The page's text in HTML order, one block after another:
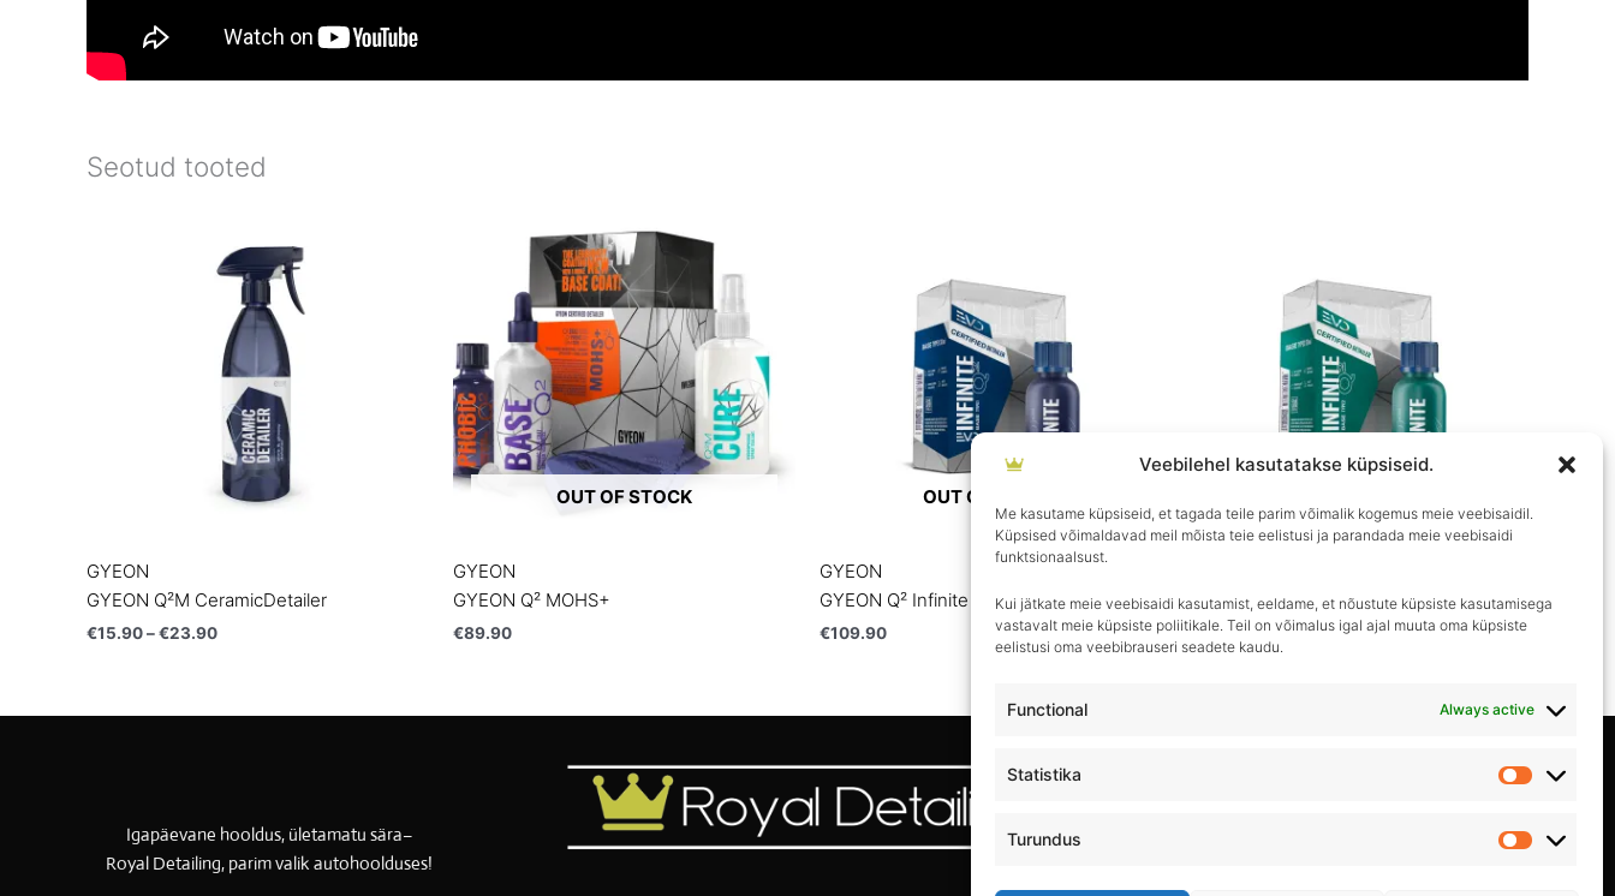
Veebilehel kasutatakse küpsiseid.
Me kasutame küpsiseid, et tagada teile parim võimalik kogemus meie veebisaidil.
Küpsised võimaldavad meil mõista teie eelistusi ja parandada meie veebisaidi
funktsionaalsust.
Kui jätkate meie veebisaidi kasutamist, eeldame, et nõustute küpsiste kasutamisega
vastavalt meie küpsiste poliitikale. Teil on võimalus igal ajal muuta oma küpsiste
eelistusi oma veebibrauseri seadete kaudu.
Functional Always active
Statistika
Statistika
Turundus
Turundus
Seotud tooted
GYEON
GYEON Q²M CeramicDetailer
€15.90–€23.90
€15.90
through
€23.90
OUT OF STOCK
GYEON
GYEON Q² MOHS+
€89.90
OUT OF STOCK
GYEON
GYEON Q² Infinite Base Type 1
€109.90
GYEON Q² Infinite Base Type 2
€109.90
Igapäevane hooldus, ületamatu sära–
Royal Detailing, parim valik autohoolduses!